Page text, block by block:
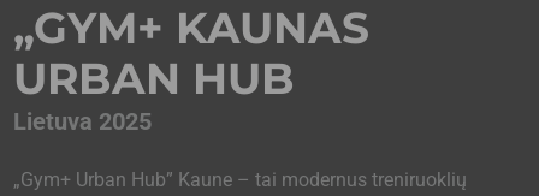
SUSISIEKITE SU MUMIS
„GYM+ KAUNAS
URBAN HUB
Lietuva 2025
„Gym+ Urban Hub” Kaune – tai modernus treniruoklių